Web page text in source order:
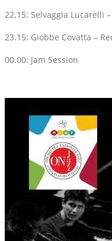
22.15: Selvaggia Lucarelli
23.15: Giobbe Covatta –
00.00: Jam Session